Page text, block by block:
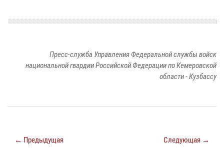
Пресс-служба Управления Федеральной службы войск
национальной гвардии Российской Федерации по Кемеровской
области - Кузбассу
← Предыдущая Следующая →